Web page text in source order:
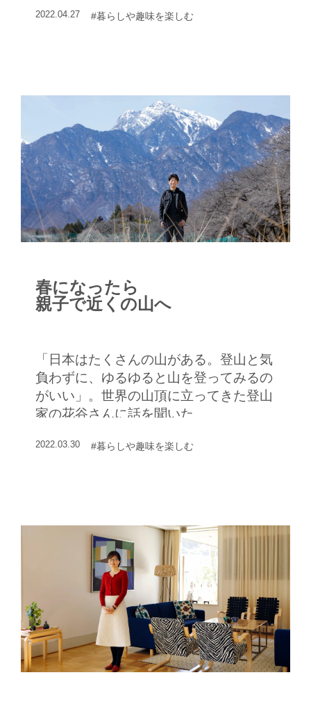
2022.04.27 #暮らしや趣味を楽しむ
春になったら
親子で近くの山へ
「日本はたくさんの山がある。登山と気
負わずに、ゆるゆると山を登ってみるの
がいい」。世界の山頂に立ってきた登山
家の花谷さんに話を聞いた
2022.03.30 #暮らしや趣味を楽しむ